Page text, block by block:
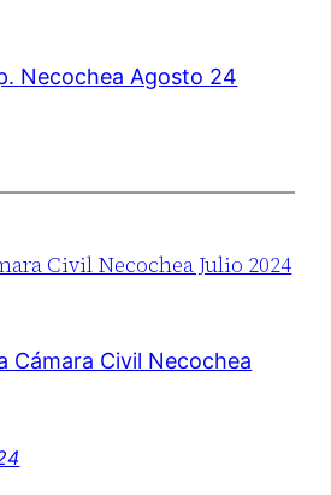
Necochea Agosto 24
Civil Necochea Julio 2024
Cámara Civil Necochea